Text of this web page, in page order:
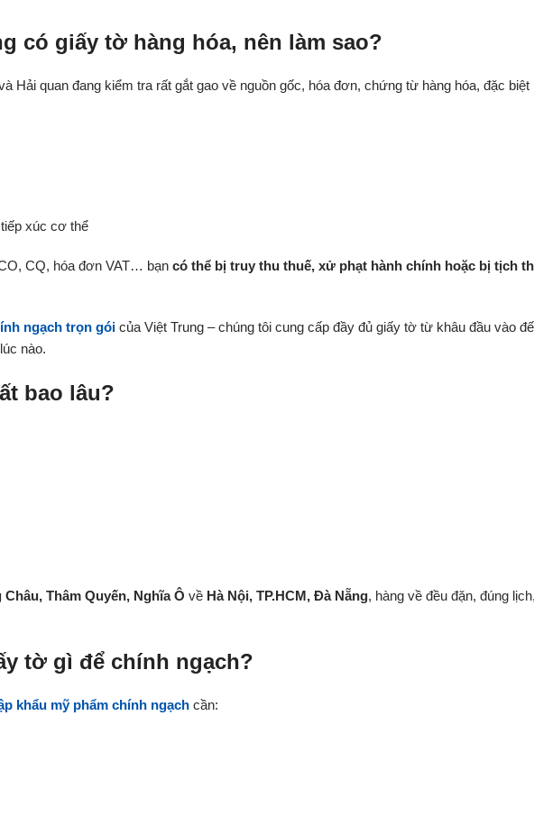
có giấy tờ hàng hóa, nên làm sao?
Hải quan đang kiểm tra rất gắt gao về nguồn gốc, hóa đơn, chứng từ hàng hóa, đặc biệt
xúc cơ thể
CQ, hóa đơn VAT… bạn có thể bị truy thu thuế, xử phạt hành chính hoặc bị tịch
ngạch trọn gói của Việt Trung – chúng tôi cung cấp đầy đủ giấy tờ từ khâu đầu vào
nào.
bao lâu?
Châu, Thâm Quyến, Nghĩa Ô về Hà Nội, TP.HCM, Đà Nẵng, hàng về đều đặn, đúng lịch,
tờ gì để chính ngạch?
khẩu mỹ phẩm chính ngạch cần: